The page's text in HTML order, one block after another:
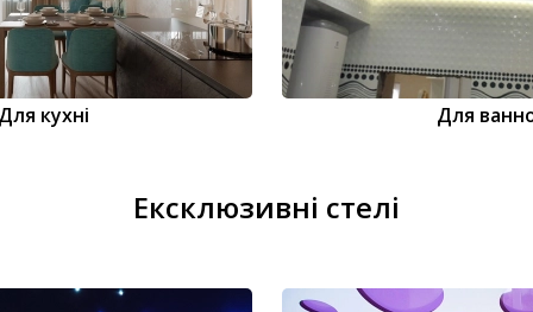
кухні Для
Ексклюзивні стелі